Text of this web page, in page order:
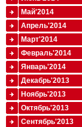
Май'2014
Апрель'2014
Март'2014
Февраль'2014
Январь'2014
Декабрь'2013
Ноябрь'2013
Октябрь'2013
Сентябрь'2013